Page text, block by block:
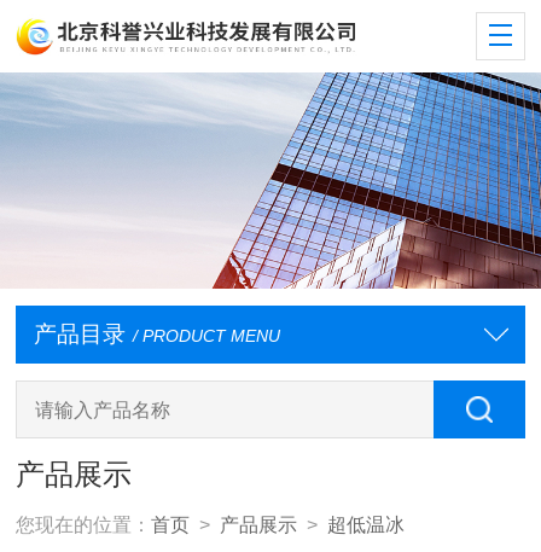
产品目录 / PRODUCT MENU
产品展示
您现在的位置：首页 > 产品展示 > 超低温冰